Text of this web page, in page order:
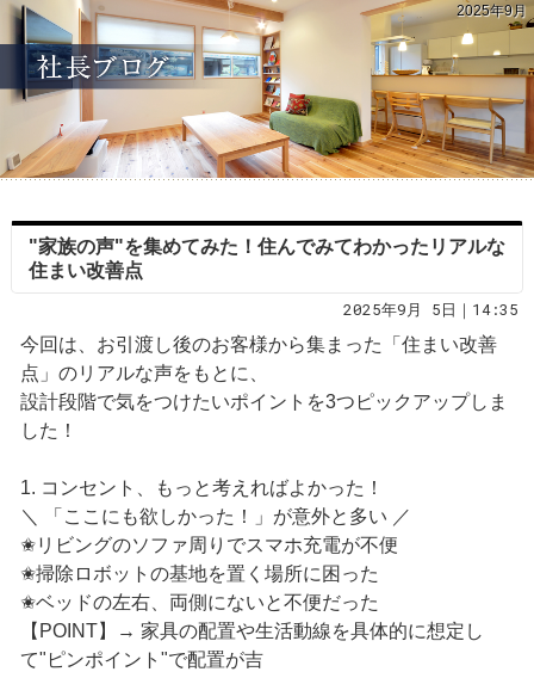
2025年9月
"家族の声"を集めてみた！住んでみてわかったリアルな
住まい改善点
2025年9月 5日｜14:35
今回は、お引渡し後のお客様から集まった「住まい改善
点」のリアルな声をもとに、
設計段階で気をつけたいポイントを3つピックアップしま
した！
1. コンセント、もっと考えればよかった！
＼ 「ここにも欲しかった！」が意外と多い ／
✬リビングのソファ周りでスマホ充電が不便
✬掃除ロボットの基地を置く場所に困った
✬ベッドの左右、両側にないと不便だった
【POINT】→ 家具の配置や生活動線を具体的に想定し
て"ピンポイント"で配置が吉